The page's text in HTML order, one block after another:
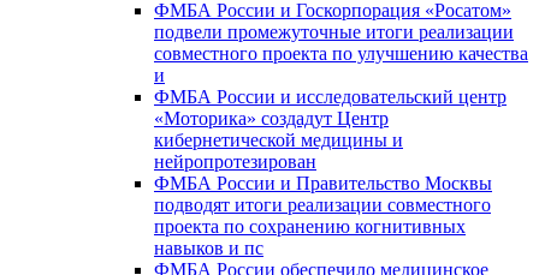
ФМБА России и Госкорпорация «Росатом»
подвели промежуточные итоги реализации
совместного проекта по улучшению качества
и
ФМБА России и исследовательский центр
«Моторика» создадут Центр
кибернетической медицины и
нейропротезирован
ФМБА России и Правительство Москвы
подводят итоги реализации совместного
проекта по сохранению когнитивных
навыков и пс
ФМБА России обеспечило медицинское